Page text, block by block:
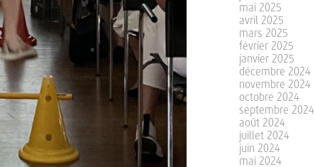
mai 2025
avril 2025
mars 2025
février 2025
janvier 2025
décembre 2024
novembre 2024
octobre 2024
septembre 2024
août 2024
juillet 2024
juin 2024
mai 2024